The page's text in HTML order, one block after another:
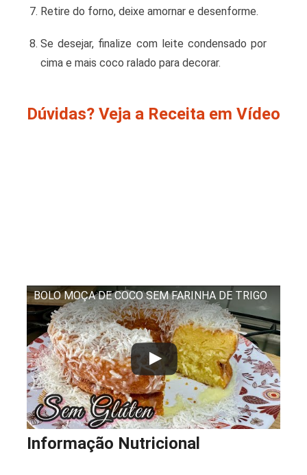
Retire do forno, deixe amornar e desenforme.
Se desejar, finalize com leite condensado por
cima e mais coco ralado para decorar.
Dúvidas? Veja a Receita em Vídeo
BOLO MOÇA DE COCO SEM FARINHA DE TRIGO
Informação Nutricional